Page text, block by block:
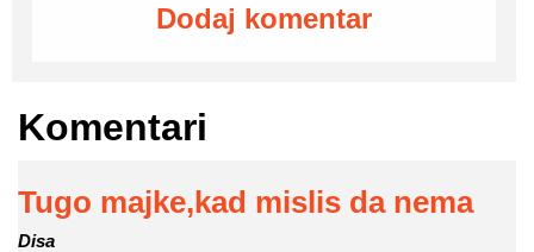
Dodaj komentar
Komentari
Tugo majke,kad mislis da nema
Disa